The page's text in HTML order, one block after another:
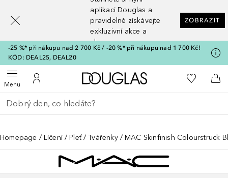
aplikaci Douglas a
pravidelně získávejte
exkluzivní akce a
slevy
ZOBRAZIT
-25 %* při nákupu nad 2 700 Kč / -20 %* při nákupu nad 1 700 Kč!
KÓD: DEAL25, DEAL20
MenuOtevřít menuK mému účtu
Domů K mému
Do
Vraťte se
Proveďte vyhledávání
Homepage Líčení Pleť Tvářenky MAC Skinfinish Colourstruck
[navigation.slideout.screenreader]